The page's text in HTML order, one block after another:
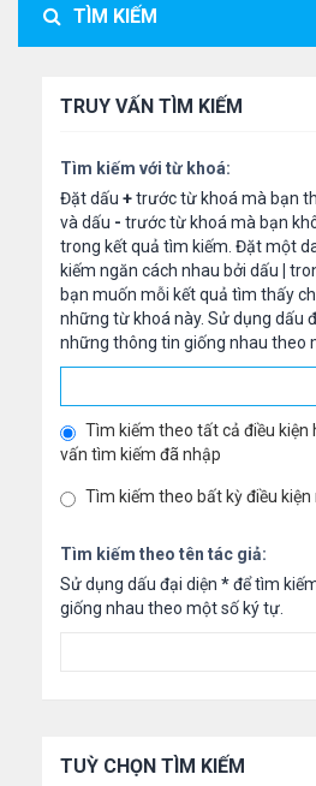
TÌM KIẾM
TRUY VẤN TÌM KIẾM
Tìm kiếm với từ khoá:
Đặt dấu +trước từ khoá mà bạn
và dấu - trước từ khoá mà bạn
trong kết quả tìm kiếm. Đặt một
kiếm ngăn cách nhau bởi dấu
bạn muốn mỗi kết quả tìm thấy
những từ khoá này. Sử dụng dấu
những thông tin giống nhau theo
Tìm kiếm theo tất cả điều kiện
vấn tìm kiếm đã nhập
Tìm kiếm theo bất kỳ điều kiện
Tìm kiếm theo tên tác giả:
Sử dụng dấu đại diện *để tìm
giống nhau theo một số ký tự.
TUỲ CHỌN TÌM KIẾM